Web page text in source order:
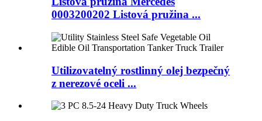
0003200202 Listová pružina ...
Utilizovatelný rostlinný olej bezpečný
z nerezové oceli ...